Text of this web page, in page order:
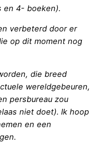
en 4- boeken).
verbeterd door er
op dit moment nog
die breed
wereldgebeuren,
persbureau zou
niet doet). Ik hoop
en een